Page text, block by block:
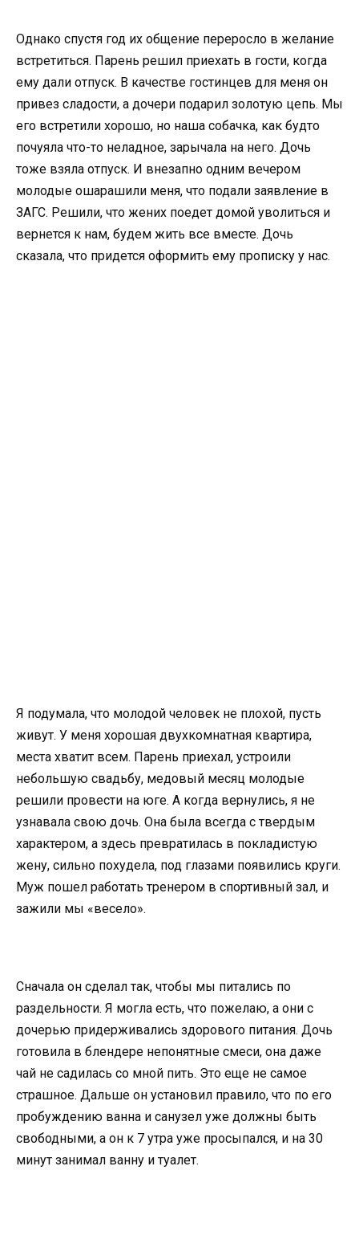
Однако спустя год их общение переросло в желание
встретиться. Парень решил приехать в гости, когда
ему дали отпуск. В качестве гостинцев для меня он
привез сладости, а дочери подарил золотую цепь. Мы
его встретили хорошо, но наша собачка, как будто
почуяла что-то неладное, зарычала на него. Дочь
тоже взяла отпуск. И внезапно одним вечером
молодые ошарашили меня, что подали заявление в
ЗАГС. Решили, что жених поедет домой уволиться и
вернется к нам, будем жить все вместе. Дочь
сказала, что придется оформить ему прописку у нас.
Я подумала, что молодой человек не плохой, пусть
живут. У меня хорошая двухкомнатная квартира,
места хватит всем. Парень приехал, устроили
небольшую свадьбу, медовый месяц молодые
решили провести на юге. А когда вернулись, я не
узнавала свою дочь. Она была всегда с твердым
характером, а здесь превратилась в покладистую
жену, сильно похудела, под глазами появились круги.
Муж пошел работать тренером в спортивный зал, и
зажили мы «весело».
Сначала он сделал так, чтобы мы питались по
раздельности. Я могла есть, что пожелаю, а они с
дочерью придерживались здорового питания. Дочь
готовила в блендере непонятные смеси, она даже
чай не садилась со мной пить. Это еще не самое
страшное. Дальше он установил правило, что по его
пробуждению ванна и санузел уже должны быть
свободными, а он к 7 утра уже просыпался, и на 30
минут занимал ванну и туалет.